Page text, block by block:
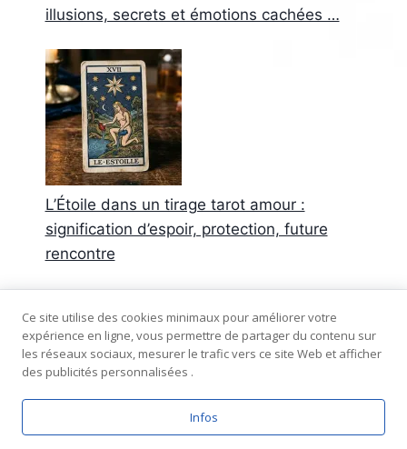
illusions, secrets et émotions cachées …
L’Étoile dans un tirage tarot amour :
signification d’espoir, protection, future
rencontre
Commentaires récents
Aucun commentaire à afficher.
Ce site utilise des cookies minimaux pour améliorer votre
expérience en ligne, vous permettre de partager du contenu sur
les réseaux sociaux, mesurer le trafic vers ce site Web et afficher
des publicités personnalisées .
Infos